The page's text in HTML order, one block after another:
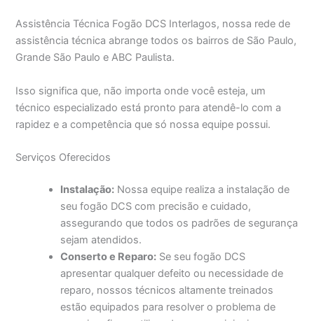
Assistência Técnica Fogão DCS Interlagos, nossa rede de
assistência técnica abrange todos os bairros de São Paulo,
Grande São Paulo e ABC Paulista.
Isso significa que, não importa onde você esteja, um
técnico especializado está pronto para atendê-lo com a
rapidez e a competência que só nossa equipe possui.
Serviços Oferecidos
Instalação: Nossa equipe realiza a instalação de
seu fogão DCS com precisão e cuidado,
assegurando que todos os padrões de segurança
sejam atendidos.
Conserto e Reparo: Se seu fogão DCS
apresentar qualquer defeito ou necessidade de
reparo, nossos técnicos altamente treinados
estão equipados para resolver o problema de